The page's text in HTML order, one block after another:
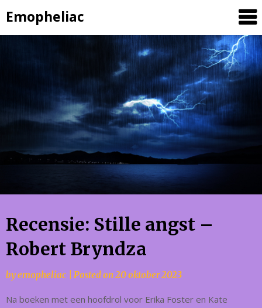
to
content
Emopheliac
Recensie: Stille angst –
Robert Bryndza
byemopheliac Posted on20 oktober 2023
Na boeken met een hoofdrol voor Erika Foster en Kate